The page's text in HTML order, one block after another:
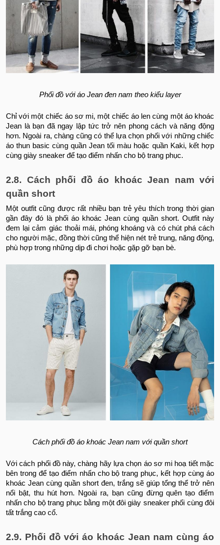
Phối đồ với áo Jean đen nam theo kiểu layer
Chỉ với một chiếc áo sơ mi, một chiếc áo len cùng một áo khoác
Jean là bạn đã ngay lập tức trở nên phong cách và năng động
hơn. Ngoài ra, chàng cũng có thể lựa chọn phối với những chiếc
áo thun basic cùng quần Jean tối màu hoặc quần Kaki, kết hợp
cùng giày sneaker để tạo điểm nhấn cho bộ trang phục.
2.8. Cách phối đồ áo khoác Jean nam với
quần short
Một outfit cũng được rất nhiều bạn trẻ yêu thích trong thời gian
gần đây đó là phối áo khoác Jean cùng quần short. Outfit này
đem lại cảm giác thoải mái, phóng khoáng và có chút phá cách
cho người mặc, đồng thời cũng thể hiện nét trẻ trung, năng động,
phù hợp trong những dịp đi chơi hoặc gặp gỡ bạn bè.
Cách phối đồ áo khoác Jean nam với quần short
Với cách phối đồ này, chàng hãy lựa chọn áo sơ mi hoạ tiết mặc
bên trong để tạo điểm nhấn cho bộ trang phục, kết hợp cùng áo
khoác Jean cùng quần short đen, trắng sẽ giúp tổng thể trở nên
nổi bật, thu hút hơn. Ngoài ra, bạn cũng đừng quên tạo điểm
nhấn cho bộ trang phục bằng một đôi giày sneaker phối cùng đôi
tất trắng cao cổ.
2.9. Phối đồ với áo khoác Jean nam cùng áo